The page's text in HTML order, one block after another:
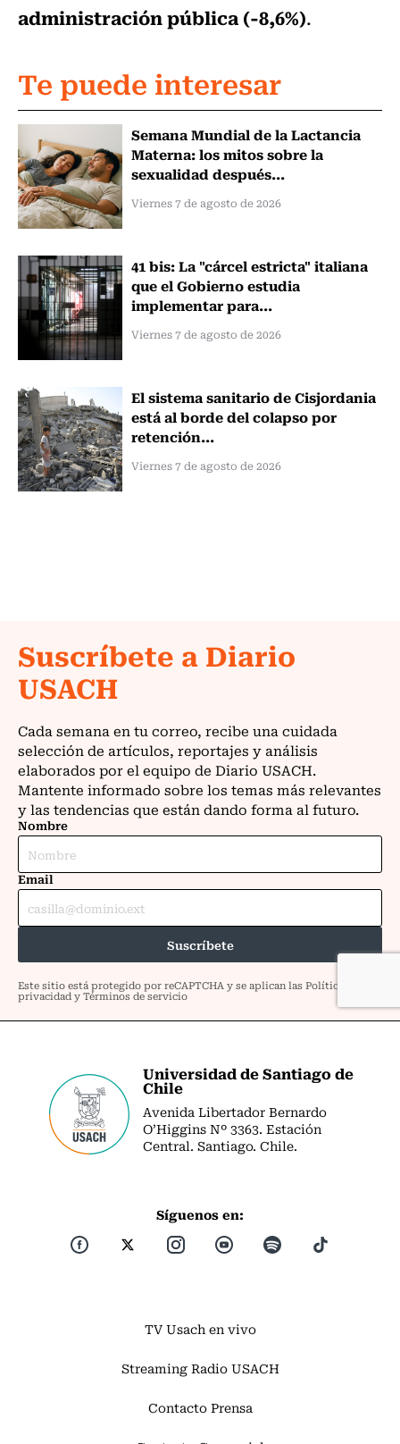
administración pública (-8,6%).
Te puede interesar
Semana Mundial de la Lactancia
Materna: los mitos sobre la
sexualidad después...
Viernes 7 de agosto de 2026
41 bis: La "cárcel estricta" italiana
que el Gobierno estudia
implementar para...
Viernes 7 de agosto de 2026
El sistema sanitario de Cisjordania
está al borde del colapso por
retención...
Viernes 7 de agosto de 2026
Universidad de Santiago de
Chile
Avenida Libertador Bernardo
O’Higgins Nº 3363. Estación
Central. Santiago. Chile.
Síguenos en:
TV Usach en vivo
Streaming Radio USACH
Contacto Prensa